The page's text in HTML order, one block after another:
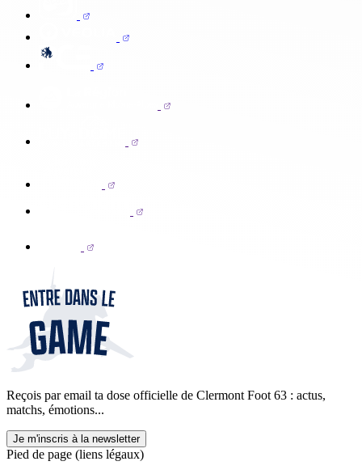
Reçois par email ta dose officielle de Clermont Foot 63 : actus,
matchs, émotions...
Je m'inscris à la newsletter
Pied de page (liens légaux)